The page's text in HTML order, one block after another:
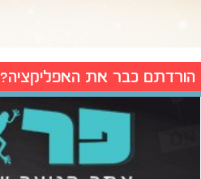
הורדתם כבר את האפליקציה?